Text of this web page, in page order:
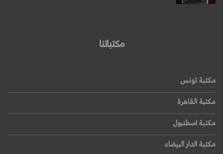
مكتباتنا
مكتبة تونس
مكتبة القاهرة
مكتبة اسطنبول
مكتبة الدار البيضاء